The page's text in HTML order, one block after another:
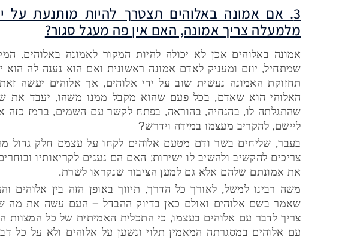
3. אם אמונה באלוהים תצטרך להיות מותנעת
מלמעלה צריך אמונה, האם אין פה מעגל סגור?
אמונה באלוהים אכן לא יכולה להיות המקור לאמונה באלוהים.
שמתחיל, יוזם ומעניק לאדם אמונה ראשונית ואם הוא נענה לה
תחזוקת האמונה נעשית שוב על ידי אלוהים, אך אלוהים יעשה
האלוהי הוא שאדם, בכל פעם שהוא מקבל ממנו משהו, יעבד את
שהתגלתה לו, בהנחיה, בהוראה, בפתח לקשר עם השמים, ברמז כזה
ליישם, להקריב מעצמו במידה וידרש?
בעבר, שליחים בשר ודם מטעם אלוהים לקחו על עצמם חלק גדול
צריכים להקשיב ולהשיב לו ישירות: האם הם נענים לקריאותיו
את אמונתם שלהם אלא גם למען הציבור שנקראו לשרת.
משה רבינו למשל, לאורך כל הדרך, תיווך באופן הזה בין
שאמר בשם אלוהים ואולם כאן בדיוק ההבדל – העם עשה את מה
צריך לדבר עם אלוהים בעצמו, כי התכלית האמיתית של כל המצוות
עם אלוהים במסגרתה המאמין תלוי ונשען על אלוהים ולא על